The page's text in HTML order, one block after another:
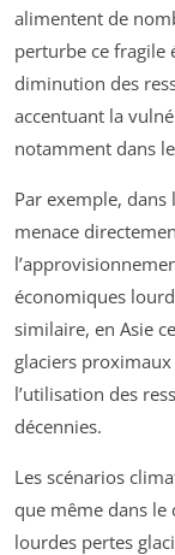
alimentent de
perturbe ce
diminution des
accentuant la
notamment dans
Par exemple, dans
menace
économiques
similaire, en Asie
glaciers
l’utilisation des
décennies.
Les scénarios
que même dans le
lourdes pertes